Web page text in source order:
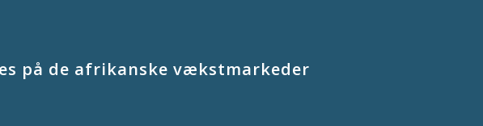
på de afrikanske vækstmarkeder